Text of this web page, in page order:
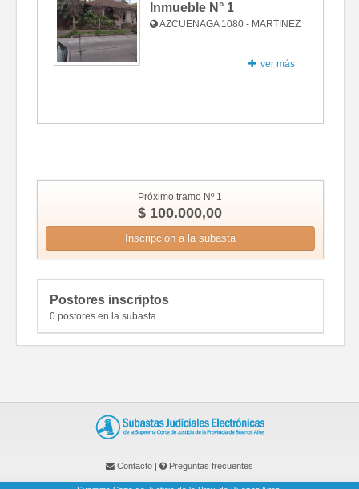
Inmueble N° 1
AZCUENAGA 1080 - MARTINEZ
ver más
Fotos
Próximo tramo Nº 1
$ 100.000,00
Inscripción a la subasta
Postores inscriptos
0 postores en la subasta
Contacto | Preguntas frecuentes